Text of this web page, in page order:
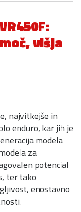
višja
najvitkejše in
enduro, kar jih je
modela
za
potencial
ter tako
enostavno